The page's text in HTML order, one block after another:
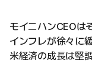
モイニハンCEOは
インフレが徐々に
米経済の成長は堅